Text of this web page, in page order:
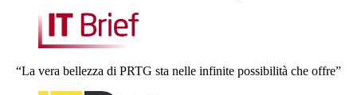
“La vera bellezza di PRTG sta nelle infinite possibilità che offre”